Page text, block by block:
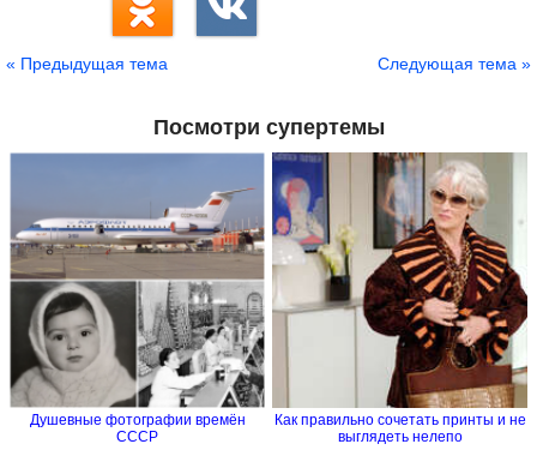
« Предыдущая тема Следующая тема »
Посмотри супертемы
Душевные фотографии времён
СССР
Как правильно сочетать принты и не
выглядеть нелепо